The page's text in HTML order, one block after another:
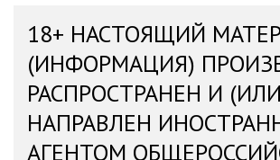
18+ НАСТОЯЩИЙ
(ИНФОРМАЦИЯ)
РАСПРОСТРАНЕН И
НАПРАВЛЕН
АГЕНТОМ